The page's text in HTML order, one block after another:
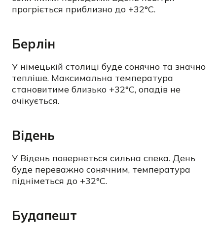
прогріється приблизно до +32°C.
Берлін
У німецькій столиці буде сонячно та значно
тепліше. Максимальна температура
становитиме близько +32°C, опадів не
очікується.
Відень
У Відень повернеться сильна спека. День
буде переважно сонячним, температура
підніметься до +32°C.
Будапешт